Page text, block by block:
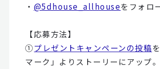
・ @5dhouse_allhouseをフォロ
【応募方法】
①プレゼントキャンペーンの投稿
マーク」よりストーリーにアップ。